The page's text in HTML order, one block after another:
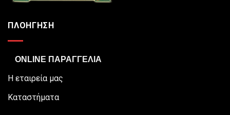
ΠΛΟΗΓΗΣΗ
ONLINE ΠΑΡΑΓΓΕΛΙΑ
Η εταιρεία μας
Καταστήματα